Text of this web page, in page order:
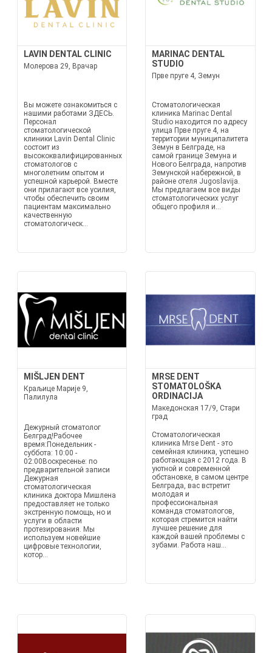
LAVIN DENTAL CLINIC
Молерова 29, Врачар
Вы можете ознакомиться с
нашими работами ЗДЕСЬ.
Персонал
стоматологической
клиники Lavin Dental Clinic
состоит из
высококвалифицированных
стоматологов с
многолетним опытом и
успешной карьерой. Вместе
они прилагают все усилия,
чтобы обеспечить своим
пациентам максимально
качественную
стоматологическ...
MARINAC DENTAL
STUDIO
Прве пруге 4, Земун
Стоматологическая
клиника Marinac Dental
Studio находится по адресу
улица Прве пруге 4, на
территории муниципалитета
Земун в Белграде, на
самой границе Земуна и
Нового Белграда, напротив
Земунской набережной, в
районе отеля Jugoslavija.
Мы предлагаем все виды
стоматологических услуг
общего профиля и...
MIŠLJEN DENT
Краљице Марије 9,
Палилула
Дежурный стоматолог
Белград!Рабочее
время:Понедельник -
суббота: 10:00 -
02:00Воскресенье: по
предварительной записи
Дежурная
стоматологическая
клиника доктора Мишлена
предоставляет не только
экстренную помощь, но и
услуги в области
протезирования. Мы
используем новейшие
цифровые технологии,
котор...
MRSE DENT
STOMATOLOŠKA
ORDINACIJA
Македонская 17/9, Стари
град
Стоматологическая
клиника Mrse Dent - это
семейная клиника, успешно
работающая с 2012 года. В
уютной и современной
обстановке, в самом центре
Белграда, вас встретит
молодая и
профессиональная
команда стоматологов,
которая стремится найти
лучшее решение для
каждой вашей проблемы с
зубами. Работа наш...